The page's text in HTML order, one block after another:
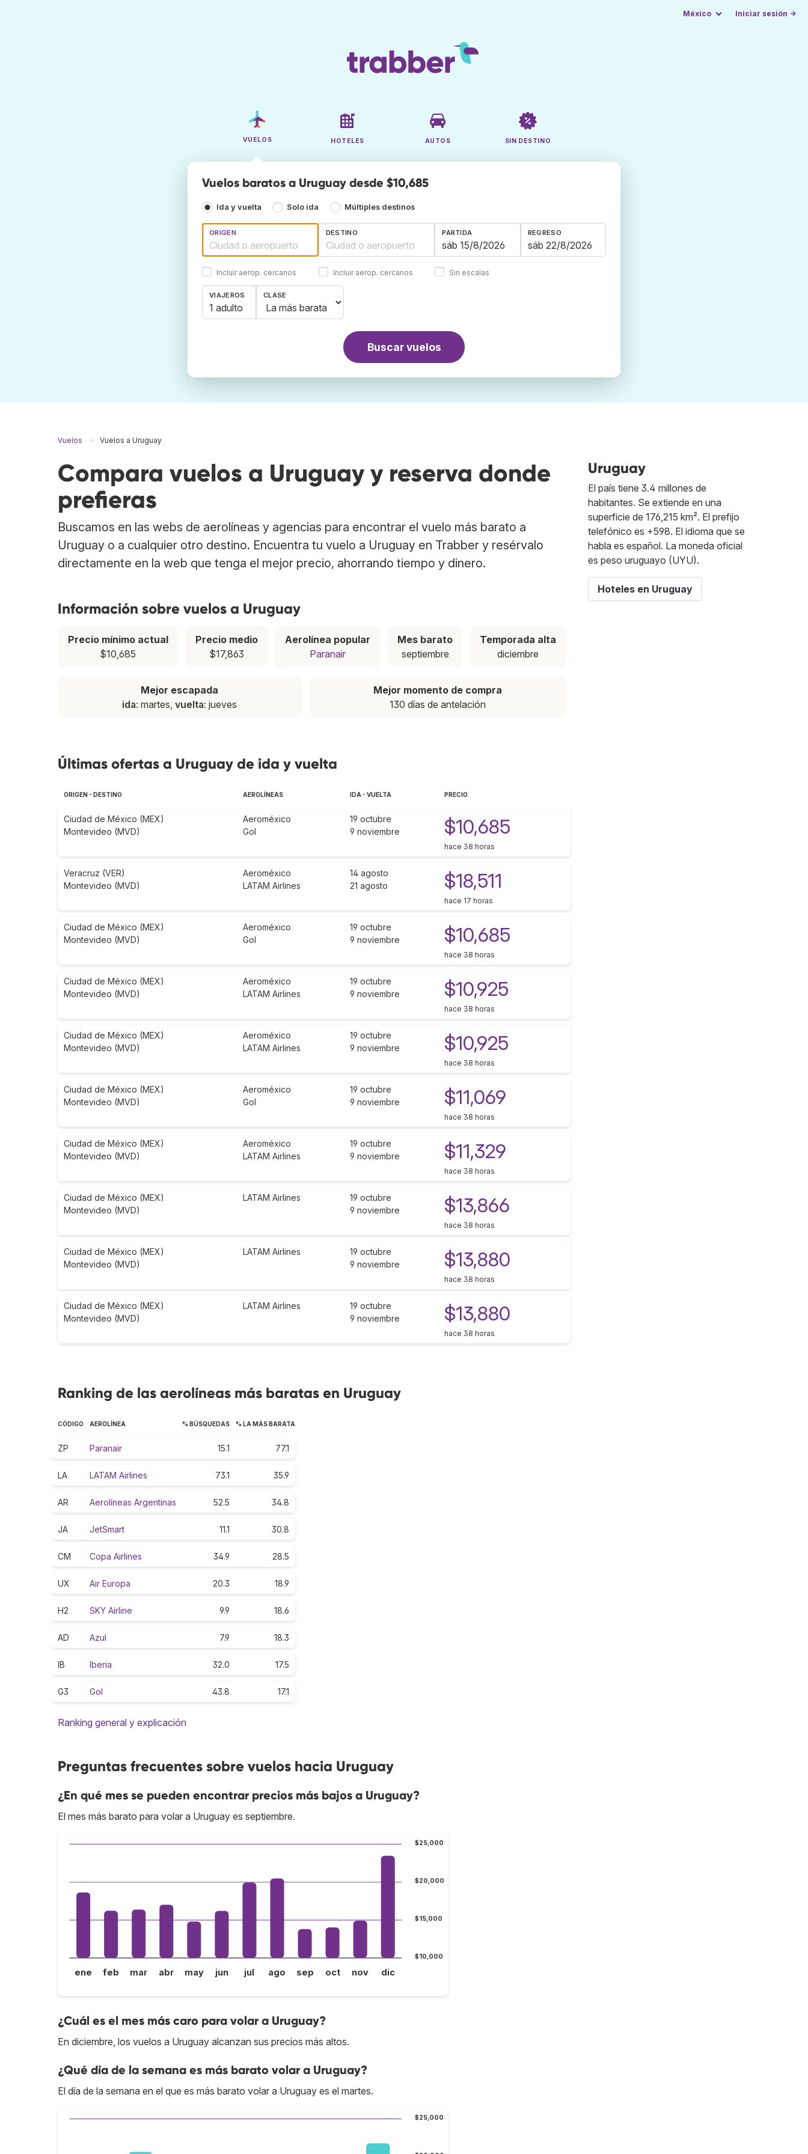
México Iniciar sesión →
VUELOS HOTELES AUTOS SIN DESTINO
Vuelos baratos a Uruguay desde $10,685
Ida y vuelta Solo ida Múltiples destinos
ORIGEN
Incluir aerop. cercanos
DESTINO
Incluir aerop. cercanos
PARTIDA REGRESO
Sin escalas
VIAJEROS
1 adulto
CLASE
Buscar vuelos
Vuelos Vuelos a Uruguay
Compara vuelos a Uruguay y reserva donde
prefieras
Buscamos en las webs de aerolíneas y agencias para encontrar el vuelo más barato a
Uruguay o a cualquier otro destino. Encuentra tu vuelo a Uruguay en Trabber y resérvalo
directamente en la web que tenga el mejor precio, ahorrando tiempo y dinero.
Información sobre vuelos a Uruguay
Precio mínimo actual
$10,685
Precio medio
$17,863
Aerolínea popular
Paranair
Mes barato
septiembre
Temporada alta
diciembre
Mejor escapada
ida: martes,vuelta: jueves
Mejor momento de compra
130 días de antelación
Últimas ofertas a Uruguay de ida y vuelta
ORIGEN - DESTINO AEROLÍNEAS IDA - VUELTA PRECIO
Ciudad de México (MEX)
Montevideo (MVD)
Aeroméxico
Gol
19 octubre
9 noviembre
$10,685
hace 38 horas
Veracruz (VER)
Montevideo (MVD)
Aeroméxico
LATAM Airlines
14 agosto
21 agosto
$18,511
hace 17 horas
Ciudad de México (MEX)
Montevideo (MVD)
Aeroméxico
Gol
19 octubre
9 noviembre
$10,685
hace 38 horas
Ciudad de México (MEX)
Montevideo (MVD)
Aeroméxico
LATAM Airlines
19 octubre
9 noviembre
$10,925
hace 38 horas
Ciudad de México (MEX)
Montevideo (MVD)
Aeroméxico
LATAM Airlines
19 octubre
9 noviembre
$10,925
hace 38 horas
Ciudad de México (MEX)
Montevideo (MVD)
Aeroméxico
Gol
19 octubre
9 noviembre
$11,069
hace 38 horas
Ciudad de México (MEX)
Montevideo (MVD)
Aeroméxico
LATAM Airlines
19 octubre
9 noviembre
$11,329
hace 38 horas
Ciudad de México (MEX)
Montevideo (MVD)
LATAM Airlines
19 octubre
9 noviembre
$13,866
hace 38 horas
Ciudad de México (MEX)
Montevideo (MVD)
LATAM Airlines
19 octubre
9 noviembre
$13,880
hace 38 horas
Ciudad de México (MEX)
Montevideo (MVD)
LATAM Airlines
19 octubre
9 noviembre
$13,880
hace 38 horas
Ranking de las aerolíneas más baratas en Uruguay
CÓDIGO AEROLÍNEA % BÚSQUEDAS % LA MÁS BARATA
ZP Paranair 15.1 77.1
LA LATAM Airlines 73.1 35.9
AR Aerolíneas Argentinas 52.5 34.8
JA JetSmart 11.1 30.8
CM Copa Airlines 34.9 28.5
UX Air Europa 20.3 18.9
H2 SKY Airline 9.9 18.6
AD Azul 7.9 18.3
IB Iberia 32.0 17.5
G3 Gol 43.8 17.1
Ranking general y explicación
Preguntas frecuentes sobre vuelos hacia Uruguay
¿En qué mes se pueden encontrar precios más bajos a Uruguay?
El mes más barato para volar a Uruguay es septiembre.
$10,000
$15,000
$20,000
$25,000
ene feb mar abr may jun jul ago sep oct nov dic
¿Cuál es el mes más caro para volar a Uruguay?
En diciembre, los vuelos a Uruguay alcanzan sus precios más altos.
¿Qué día de la semana es más barato volar a Uruguay?
El día de la semana en el que es más barato volar a Uruguay es el martes.
$25,000
Uruguay
El país tiene 3.4 millones de
habitantes. Se extiende en una
superficie de 176,215 km². El prefijo
telefónico es +598. El idioma que se
habla es español. La moneda oficial
es peso uruguayo (UYU).
Hoteles en Uruguay